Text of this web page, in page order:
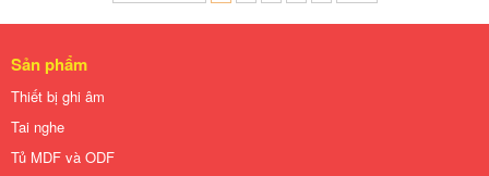
Sản phẩm
Thiết bị ghi âm
Tai nghe
Tủ MDF và ODF